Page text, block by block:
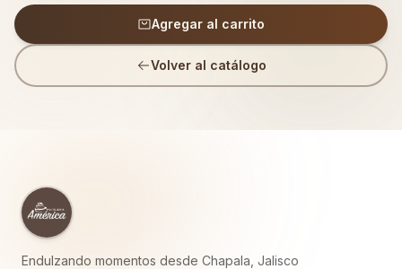
Agregar al carrito
Volver al catálogo
Endulzando momentos desde Chapala, Jalisco